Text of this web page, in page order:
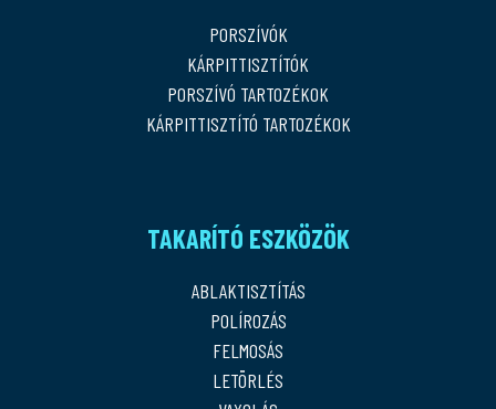
PORSZÍVÓK
KÁRPITTISZTÍTÓK
PORSZÍVÓ TARTOZÉKOK
KÁRPITTISZTÍTÓ TARTOZÉKOK
TAKARÍTÓ ESZKÖZÖK
ABLAKTISZTÍTÁS
POLÍROZÁS
FELMOSÁS
LETÖRLÉS